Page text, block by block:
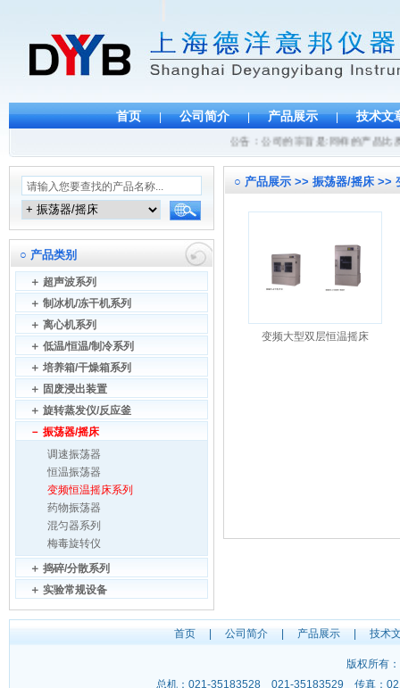
首页 | 公司简介 | 产品展示 | 技术文
公告：公司的宗旨是:同样的产品比
○ 产品类别
＋ 超声波系列
＋ 制冰机/冻干机系列
＋ 离心机系列
＋ 低温/恒温/制冷系列
＋ 培养箱/干燥箱系列
＋ 固废浸出装置
＋ 旋转蒸发仪/反应釜
－ 振荡器/摇床
调速振荡器
恒温振荡器
变频恒温摇床系列
药物振荡器
混匀器系列
梅毒旋转仪
＋ 捣碎/分散系列
＋ 实验常规设备
○ 产品展示 >> 振荡器/摇床 >>
变频大型双层恒温摇床
首页| 公司简介| 产品展示| 技术
版权所有：
总机：021-35183528 021-35183529 传真：